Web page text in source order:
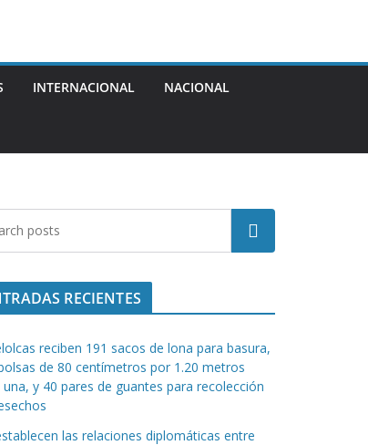
INTERNACIONAL NACIONAL
Buscar
RECIENTES
reciben 191 sacos de lona para basura,
de 80 centímetros por 1.20 metros
una, y 40 pares de guantes para recolección
las relaciones diplomáticas entre